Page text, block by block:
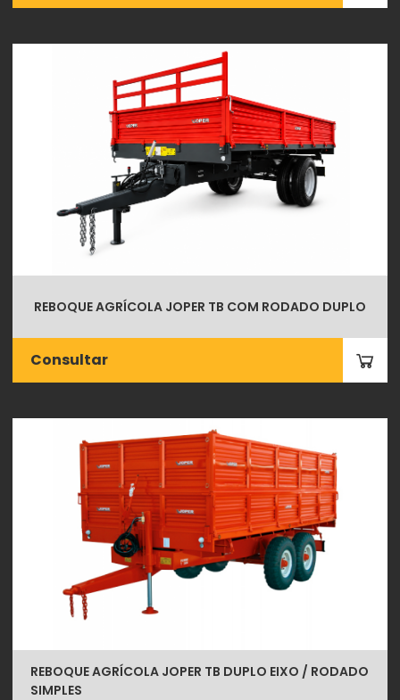
REBOQUE AGRÍCOLA JOPER TB COM RODADO DUPLO
Consultar
REBOQUE AGRÍCOLA JOPER TB DUPLO EIXO / RODADO
SIMPLES